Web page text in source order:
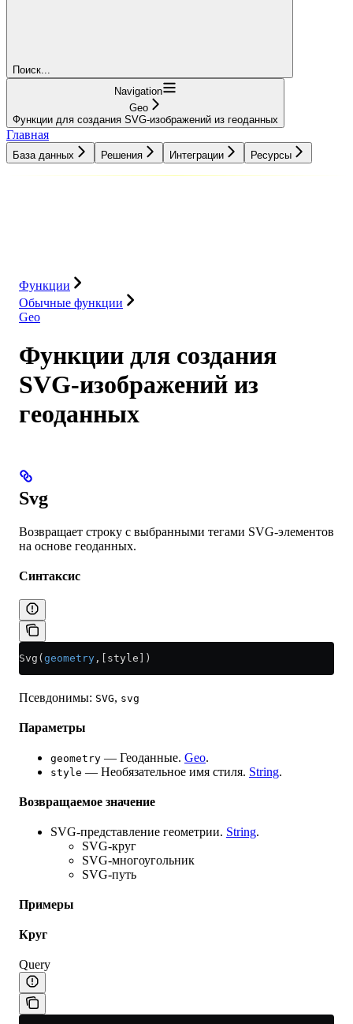
Поиск...
Navigation
Geo
Функции для создания SVG-изображений из геоданных
Главная
База данных Решения Интеграции Ресурсы
Функции
Обычные функции
Geo
Функции для создания
SVG-изображений из
геоданных
Svg
Возвращает строку с выбранными тегами SVG-элементов
на основе геоданных.
Синтаксис
Svg( geometry ,[style])
Псевдонимы: SVG, svg
Параметры
geometry — Геоданные. Geo.
style — Необязательное имя стиля. String.
Возвращаемое значение
SVG-представление геометрии. String.
SVG-круг
SVG-многоугольник
SVG-путь
Примеры
Круг
Query